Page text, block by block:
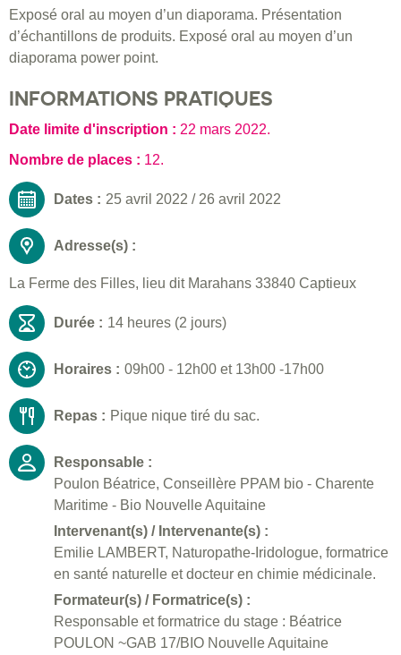
Exposé oral au moyen d’un diaporama. Présentation
d’échantillons de produits. Exposé oral au moyen d’un
diaporama power point.
INFORMATIONS PRATIQUES
Date limite d'inscription : 22 mars 2022.
Nombre de places : 12.
Dates : 25 avril 2022 / 26 avril 2022
Adresse(s) :
La Ferme des Filles, lieu dit Marahans 33840 Captieux
Durée : 14 heures (2 jours)
Horaires : 09h00 - 12h00 et 13h00 -17h00
Repas : Pique nique tiré du sac.
Responsable :
Poulon Béatrice, Conseillère PPAM bio - Charente
Maritime - Bio Nouvelle Aquitaine
Intervenant(s) / Intervenante(s) :
Emilie LAMBERT, Naturopathe-Iridologue, formatrice
en santé naturelle et docteur en chimie médicinale.
Formateur(s) / Formatrice(s) :
Responsable et formatrice du stage : Béatrice
POULON ~GAB 17/BIO Nouvelle Aquitaine